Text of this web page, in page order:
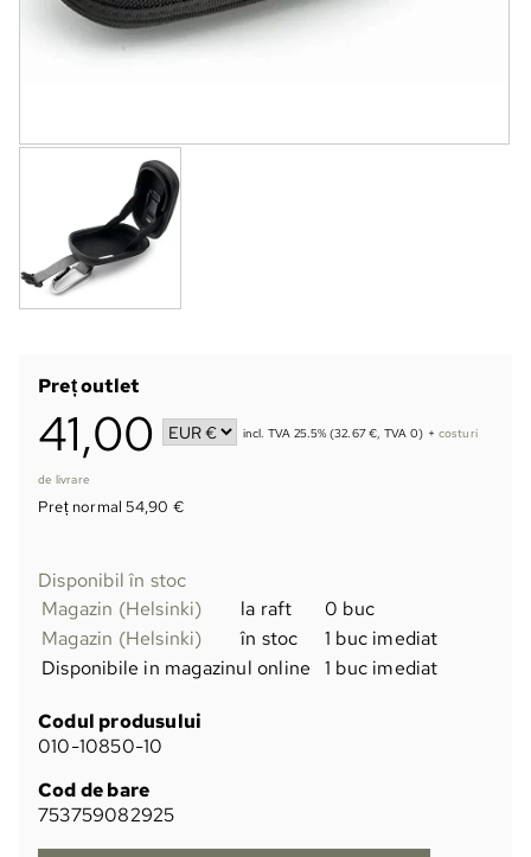
Preț outlet
41,00 incl. TVA 25.5% (32.67 €, TVA 0) + costuri
de livrare
Preț normal 54,90 €
Disponibil în stoc
Magazin (Helsinki)
la raft
0 buc
Magazin (Helsinki)
în stoc
1 buc imediat
Disponibile in magazinul online
1 buc imediat
Codul produsului
010-10850-10
Cod de bare
753759082925